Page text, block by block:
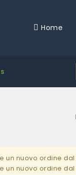
Home
un nuovo ordine
un nuovo ordine